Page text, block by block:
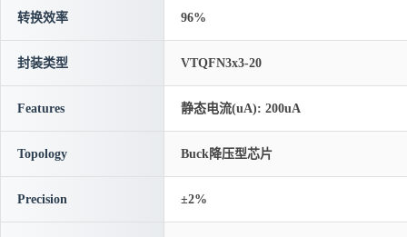
转换效率 96%
封装类型 VTQFN3x3-20
Features 静态电流(uA): 200uA
Topology Buck降压型芯片
Precision ±2%